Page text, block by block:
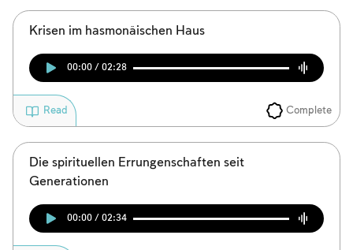
Krisen im hasmonäischen Haus
00:00 / 02:28
Complete
Read
Die spirituellen Errungenschaften seit
Generationen
00:00 / 02:34